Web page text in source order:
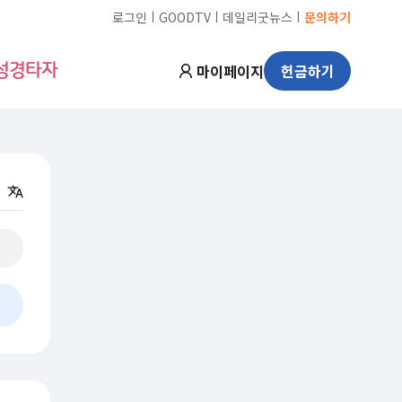
로그인 ㅣ GOODTV ㅣ 데일리굿뉴스 ㅣ 문의하기
경타자 마이페이지 헌금하기